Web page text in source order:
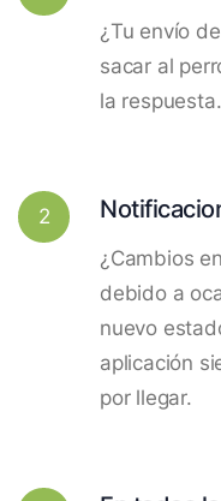
¿Tu envío
sacar al
la respuesta.
2
¿Cambios
debido a
nuevo
aplicación
por llegar.